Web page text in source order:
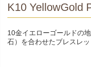
K10 YellowGold
10金イエローゴールドの
石）を合わせたブレスレッ